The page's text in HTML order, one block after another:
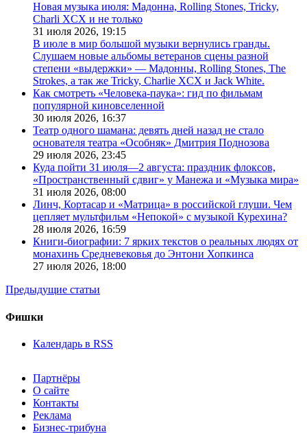
Новая музыка июля: Мадонна, Rolling Stones, Tricky,
Charli XCX и не только
31 июля 2026, 19:15
В июле в мир большой музыки вернулись гранды.
Слушаем новые альбомы ветеранов сцены разной
степени «выдержки» — Мадонны, Rolling Stones, The
Strokes, а так же Tricky, Charlie XCX и Jack White.
Как смотреть «Человека-паука»: гид по фильмам
популярной киновселенной
30 июля 2026, 16:37
Театр одного шамана: девять дней назад не стало
основателя театра «Особняк» Дмитрия Поднозова
29 июля 2026, 23:45
Куда пойти 31 июля—2 августа: праздник флоксов,
«Пространственный сдвиг» у Манежа и «Музыка мира»
31 июля 2026, 08:00
Линч, Кортасар и «Матрица» в российской глуши. Чем
цепляет мультфильм «Непокой» с музыкой Курехина?
28 июля 2026, 16:59
Книги-биографии: 7 ярких текстов о реальных людях от
монахинь Средневековья до Энтони Хопкинса
27 июля 2026, 18:00
Предыдущие статьи
Фишки
Календарь в RSS
Партнёры
О сайте
Контакты
Реклама
Бизнес-трибуна